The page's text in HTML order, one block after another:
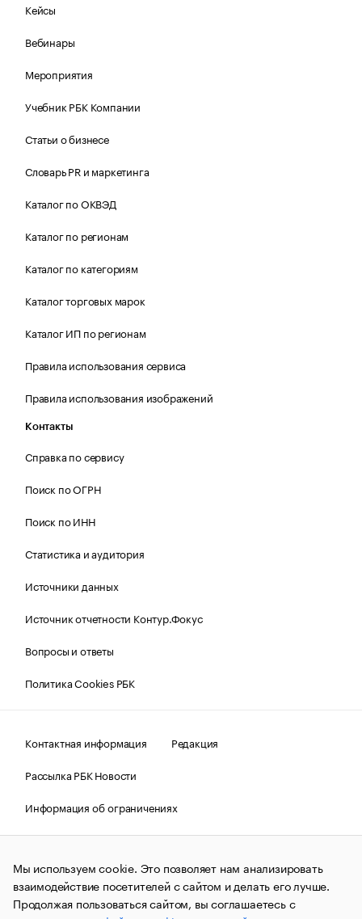
Кейсы
Вебинары
Мероприятия
Учебник РБК Компании
Статьи о бизнесе
Словарь PR и маркетинга
Каталог по ОКВЭД
Каталог по регионам
Каталог по категориям
Каталог торговых марок
Каталог ИП по регионам
Правила использования сервиса
Правила использования изображений
Контакты
Справка по сервису
Поиск по ОГРН
Поиск по ИНН
Статистика и аудитория
Источники данных
Источник отчетности Контур.Фокус
Вопросы и ответы
Политика Cookies РБК
Контактная информация
Редакция
Рассылка РБК Новости
Информация об ограничениях
Правовая информация
О соблюдении авторских прав
© АО «РОСБИЗНЕСКОНСАЛТИНГ»,1995–2026.Сообщения
и материалы информационного агентства «РБК»
(зарегистрировано Федеральной службой по надзору в сфере
связи, информационных технологий и массовых
Мы используем cookie. Это позволяет нам анализировать
взаимодействие посетителей с сайтом и делать его лучше.
Продолжая пользоваться сайтом, вы соглашаетесь с